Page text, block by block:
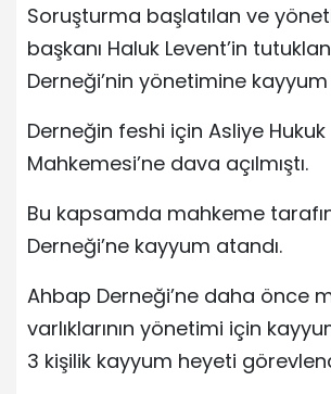
Soruşturma başlatılan ve
başkanı Haluk Levent’in
Derneği’nin yönetimine kayyum
Derneğin feshi için Asliye Hukuk
Mahkemesi’ne dava açılmıştı.
Bu kapsamda mahkeme
Derneği’ne kayyum atandı.
Ahbap Derneği’ne daha önce
varlıklarının yönetimi için
3 kişilik kayyum heyeti